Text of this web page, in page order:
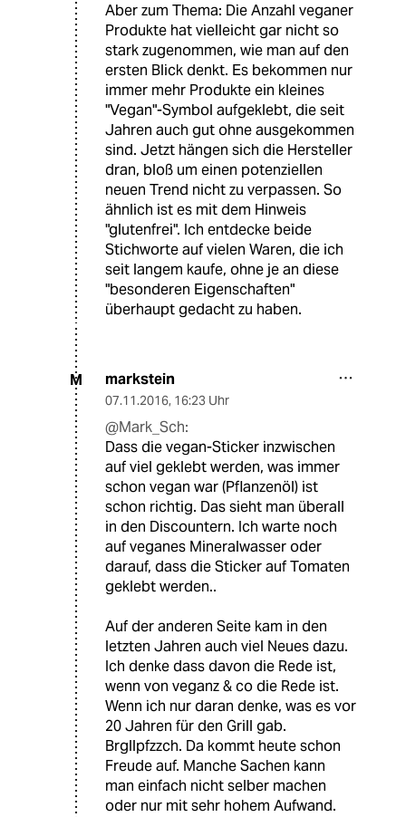
Aber zum Thema: Die Anzahl veganer
Produkte hat vielleicht gar nicht so
stark zugenommen, wie man auf den
ersten Blick denkt. Es bekommen nur
immer mehr Produkte ein kleines
"Vegan"-Symbol aufgeklebt, die seit
Jahren auch gut ohne ausgekommen
sind. Jetzt hängen sich die Hersteller
dran, bloß um einen potenziellen
neuen Trend nicht zu verpassen. So
ähnlich ist es mit dem Hinweis
"glutenfrei". Ich entdecke beide
Stichworte auf vielen Waren, die ich
seit langem kaufe, ohne je an diese
"besonderen Eigenschaften"
überhaupt gedacht zu haben.
M markstein
07.11.2016, 16:23 Uhr
@Mark_Sch:
Dass die vegan-Sticker inzwischen
auf viel geklebt werden, was immer
schon vegan war (Pflanzenöl) ist
schon richtig. Das sieht man überall
in den Discountern. Ich warte noch
auf veganes Mineralwasser oder
darauf, dass die Sticker auf Tomaten
geklebt werden..
Auf der anderen Seite kam in den
letzten Jahren auch viel Neues dazu.
Ich denke dass davon die Rede ist,
wenn von veganz & co die Rede ist.
Wenn ich nur daran denke, was es vor
20 Jahren für den Grill gab.
Brgllpfzzch. Da kommt heute schon
Freude auf. Manche Sachen kann
man einfach nicht selber machen
oder nur mit sehr hohem Aufwand.